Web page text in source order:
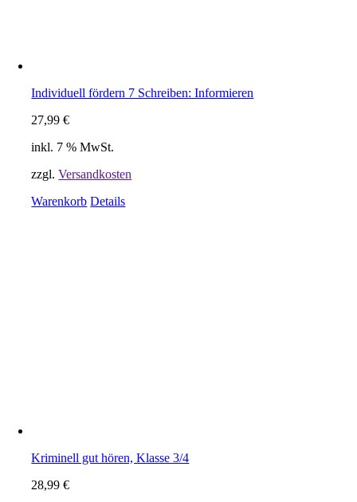
Individuell fördern 7 Schreiben: Informieren
27,99€
inkl. 7 % MwSt.
zzgl.Versandkosten
Warenkorb Details
Kriminell gut hören, Klasse 3/4
28,99€